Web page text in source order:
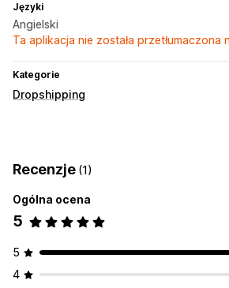
Języki
Angielski
Ta aplikacja nie została przetłumaczona
Kategorie
Dropshipping
Miejsca pozyskiwania
Chiny
Recenzje (1)
Ogólna ocena
5
5
4